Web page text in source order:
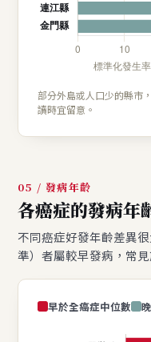
部分外島或人口少的縣市
讀時宜留意。
05 / 發病年齡
各癌症的發病年
不同癌症好發年齡差異
準）者屬較早發病，常
早於全癌症中位數